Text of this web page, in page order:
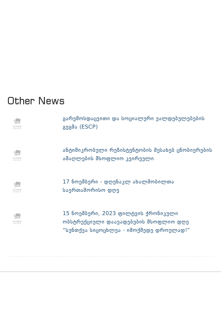
Other News
გარემოსდაცვითი და სოციალური ვალდებულებების
გეგმა (ESCP)
ანტიმიკრობული რეზისტენტობის შესახებ ცნობიერების
ამაღლების მსოფლიო კვირეული
17 ნოემბერი - დღენაკლ ახალშობილთა
საერთაშორისო დღე
15 ნოემბერი, 2023 ფილტვის ქრონიკული
ობსტრუქციული დაავადებების მსოფლიო დღე
“სუნთქვა სიცოცხლეა - იმოქმედე დროულად!”